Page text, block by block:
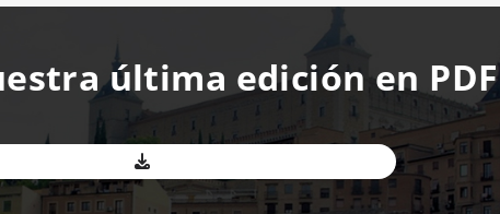
última edición en PDF